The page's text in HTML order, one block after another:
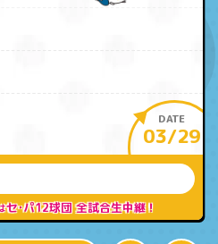
DATE
03/29
セ･パ12球団 全試合生中継！